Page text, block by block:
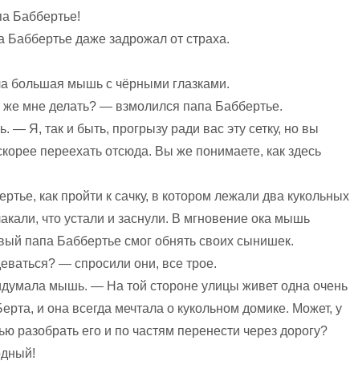
Баббертье!
даже задрожал от страха.
большая мышь с чёрными глазками.
мне делать? — взмолился папа Баббертье.
Я, так и быть, прогрызу ради вас эту сетку, но вы
переехать отсюда. Вы же понимаете, как здесь
как пройти к сачку, в котором лежали два кукольных
что устали и заснули. В мгновение ока мышь
папа Баббертье смог обнять своих сынишек.
— спросили они, все трое.
мышь. — На той стороне улицы живет одна очень
и она всегда мечтала о кукольном домике. Может, у
разобрать его и по частям перенести через дорогу?